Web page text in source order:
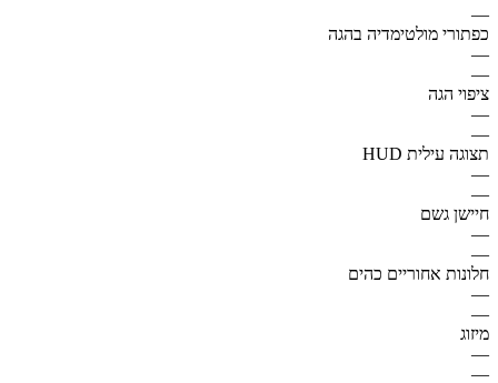
—
כפתורי מולטימדיה בהגה
—
—
ציפוי הגה
—
—
תצוגה עילית HUD
—
—
חיישן גשם
—
—
חלונות אחוריים כהים
—
—
מיזוג
—
—